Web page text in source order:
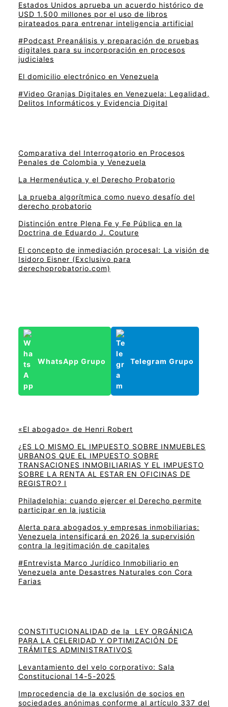
Estados Unidos aprueba un acuerdo histórico de
USD 1.500 millones por el uso de libros
pirateados para entrenar inteligencia artificial
#Podcast Preanálisis y preparación de pruebas
digitales para su incorporación en procesos
judiciales
El domicilio electrónico en Venezuela
#Video Granjas Digitales en Venezuela: Legalidad,
Delitos Informáticos y Evidencia Digital
Comparativa del Interrogatorio en Procesos
Penales de Colombia y Venezuela
La Hermenéutica y el Derecho Probatorio
La prueba algorítmica como nuevo desafío del
derecho probatorio
Distinción entre Plena Fe y Fe Pública en la
Doctrina de Eduardo J. Couture
El concepto de inmediación procesal: La visión de
Isidoro Eisner (Exclusivo para
derechoprobatorio.com)
WhatsApp Grupo Telegram Grupo
«El abogado» de Henri Robert
¿ES LO MISMO EL IMPUESTO SOBRE INMUEBLES
URBANOS QUE EL IMPUESTO SOBRE
TRANSACIONES INMOBILIARIAS Y EL IMPUESTO
SOBRE LA RENTA AL ESTAR EN OFICINAS DE
REGISTRO? I
Philadelphia: cuando ejercer el Derecho permite
participar en la justicia
Alerta para abogados y empresas inmobiliarias:
Venezuela intensificará en 2026 la supervisión
contra la legitimación de capitales
#Entrevista Marco Jurídico Inmobiliario en
Venezuela ante Desastres Naturales con Cora
Farias
CONSTITUCIONALIDAD de la LEY ORGÁNICA
PARA LA CELERIDAD Y OPTIMIZACIÓN DE
TRÁMITES ADMINISTRATIVOS
Levantamiento del velo corporativo: Sala
Constitucional 14-5-2025
Improcedencia de la exclusión de socios en
sociedades anónimas conforme al artículo 337 del